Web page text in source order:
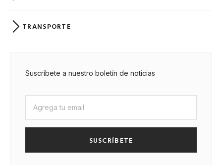
TRANSPORTE
Suscríbete a nuestro boletín de noticias
SUSCRÍBETE